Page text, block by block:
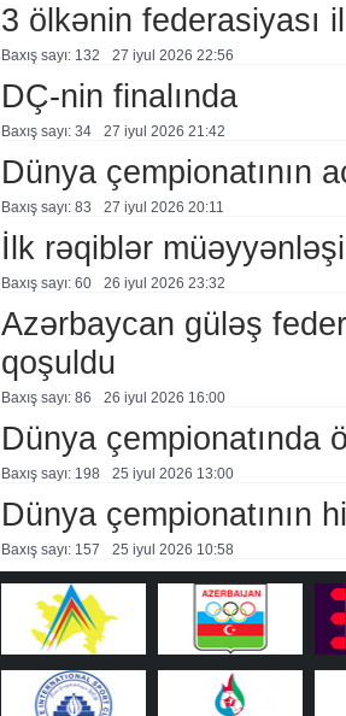
3 ölkənin federasiyası
Baxış sayı: 132 27 i̇yul 2026 22:56
DÇ-nin finalında
Baxış sayı: 34 27 i̇yul 2026 21:42
Dünya çempionatının
Baxış sayı: 83 27 i̇yul 2026 20:11
İlk rəqiblər
Baxış sayı: 60 26 i̇yul 2026 23:32
Azərbaycan güləş
qoşuldu
Baxış sayı: 86 26 i̇yul 2026 16:00
Dünya çempionatında
Baxış sayı: 198 25 i̇yul 2026 13:00
Dünya çempionatının
Baxış sayı: 157 25 i̇yul 2026 10:58